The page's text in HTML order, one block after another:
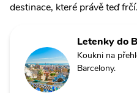
destinace, které právě teď frčí.
Letenky do
Koukni na
Barcelony.